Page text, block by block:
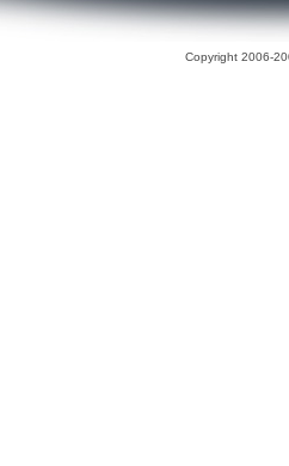
Copyright 2006-